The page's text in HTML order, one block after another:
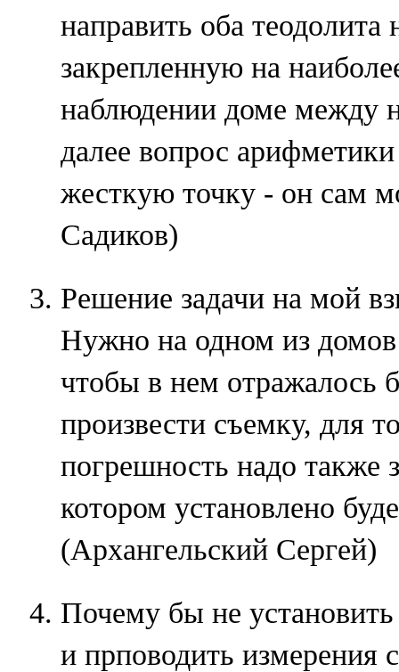
направить оба теодолита
закрепленную на
наблюдении доме между
далее вопрос
жесткую точку - он сам
Садиков)
Решение задачи на мой
Нужно на одном из домов
чтобы в нем отражалось
произвести съемку, для
погрешность надо также
котором установлено
(Архангельский Сергей)
Почему бы не
и прповодить измерения